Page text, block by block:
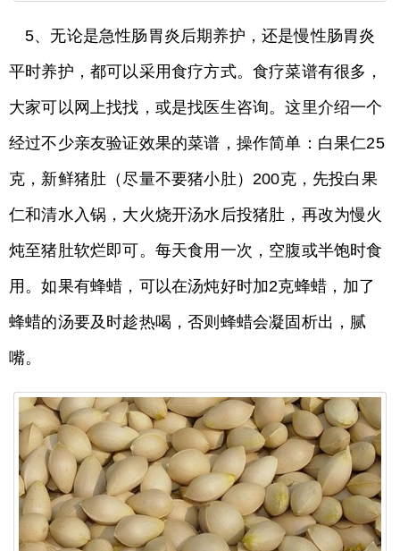
5、无论是急性肠胃炎后期养护，还是慢性肠胃炎
平时养护，都可以采用食疗方式。食疗菜谱有很多，
大家可以网上找找，或是找医生咨询。这里介绍一个
经过不少亲友验证效果的菜谱，操作简单：白果仁25
克，新鲜猪肚（尽量不要猪小肚）200克，先投白果
仁和清水入锅，大火烧开汤水后投猪肚，再改为慢火
炖至猪肚软烂即可。每天食用一次，空腹或半饱时食
用。如果有蜂蜡，可以在汤炖好时加2克蜂蜡，加了
蜂蜡的汤要及时趁热喝，否则蜂蜡会凝固析出，腻
嘴。